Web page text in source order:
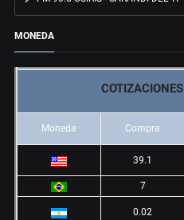
MONEDA
COTIZACIONES
Moneda Compra
39.1
7
0.02